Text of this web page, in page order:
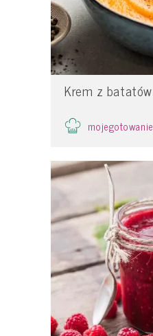
Krem z batatów
mojegotowanie